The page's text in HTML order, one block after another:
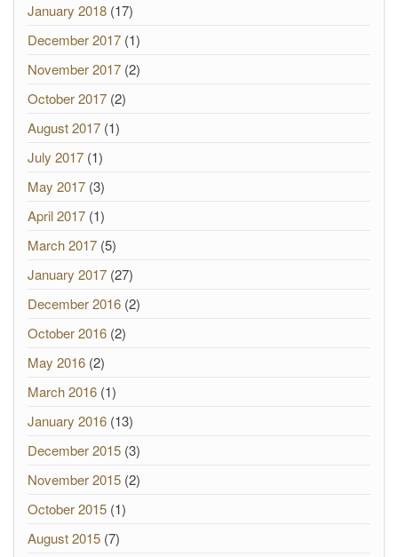
January 2018 (17)
December 2017 (1)
November 2017 (2)
October 2017 (2)
August 2017 (1)
July 2017 (1)
May 2017 (3)
April 2017 (1)
March 2017 (5)
January 2017 (27)
December 2016 (2)
October 2016 (2)
May 2016 (2)
March 2016 (1)
January 2016 (13)
December 2015 (3)
November 2015 (2)
October 2015 (1)
August 2015 (7)